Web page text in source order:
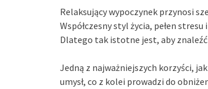
Relaksujący wypoczynek przynosi
Współczesny styl życia, pełen
Dlatego tak istotne jest, aby znaleźć
Jedną z najważniejszych korzyści,
umysł, co z kolei prowadzi do